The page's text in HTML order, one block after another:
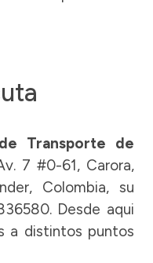
Transporte de
7 #0-61, Carora,
Colombia, su
Desde aqui
a distintos puntos